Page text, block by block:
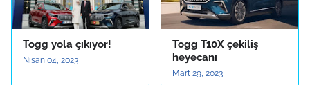
Togg yola çıkıyor!
Nisan 04, 2023
Togg T10X çekiliş
heyecanı
Mart 29, 2023